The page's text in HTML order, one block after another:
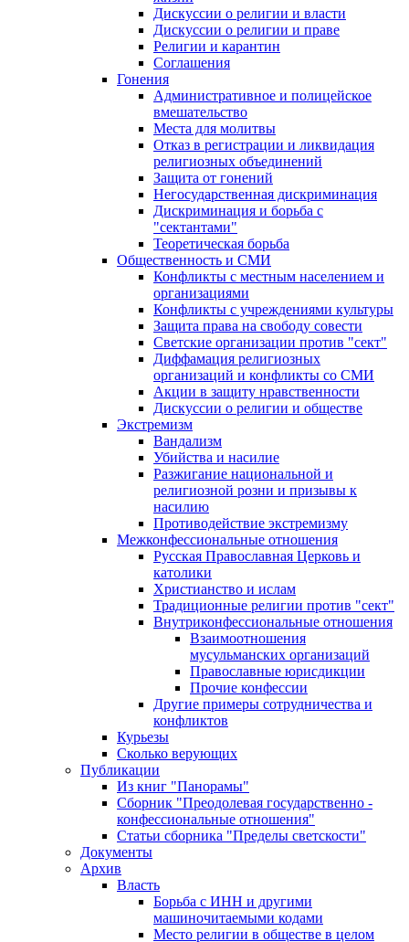
Дискуссии о религии и власти
Дискуссии о религии и праве
Религии и карантин
Соглашения
Гонения
Административное и полицейское
вмешательство
Места для молитвы
Отказ в регистрации и ликвидация
религиозных объединений
Защита от гонений
Негосударственная дискриминация
Дискриминация и борьба с
"сектантами"
Теоретическая борьба
Общественность и СМИ
Конфликты с местным населением и
организациями
Конфликты с учреждениями культуры
Защита права на свободу совести
Светские организации против "сект"
Диффамация религиозных
организаций и конфликты со СМИ
Акции в защиту нравственности
Дискуссии о религии и обществе
Экстремизм
Вандализм
Убийства и насилие
Разжигание национальной и
религиозной розни и призывы к
насилию
Противодействие экстремизму
Межконфессиональные отношения
Русская Православная Церковь и
католики
Христианство и ислам
Традиционные религии против "сект"
Внутриконфессиональные отношения
Взаимоотношения
мусульманских организаций
Православные юрисдикции
Прочие конфессии
Другие примеры сотрудничества и
конфликтов
Курьезы
Сколько верующих
Публикации
Из книг "Панорамы"
Сборник "Преодолевая государственно -
конфессиональные отношения"
Статьи сборника "Пределы светскости"
Документы
Архив
Власть
Борьба с ИНН и другими
машиночитаемыми кодами
Место религии в обществе в целом